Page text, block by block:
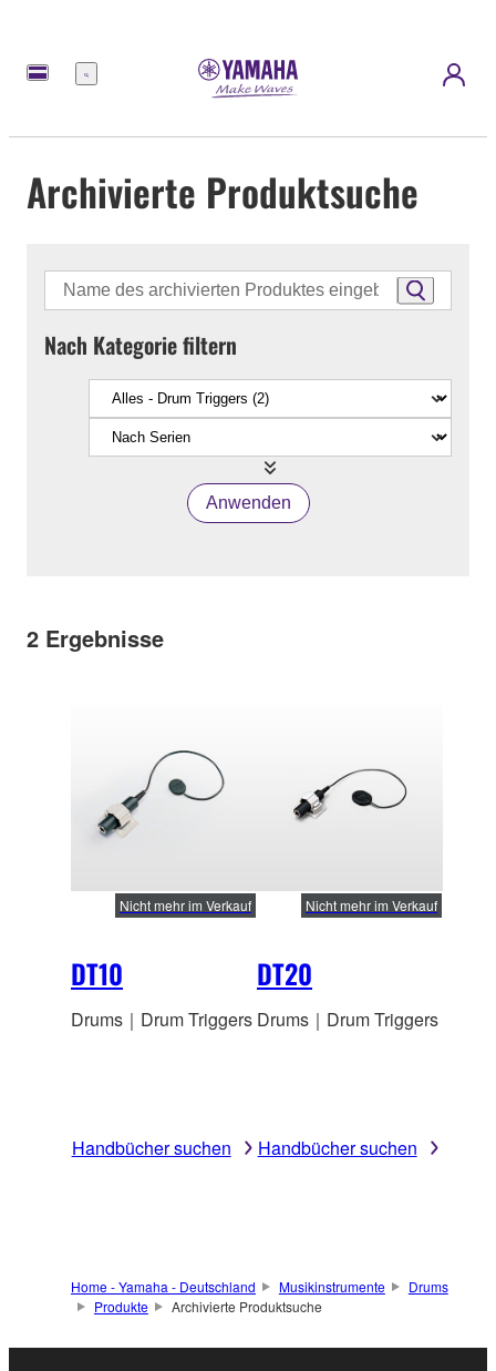
Menü
Archivierte Produktsuche
Nach Kategorie filtern
Anwenden
2 Ergebnisse
DT10
Nicht mehr im Verkauf
Drums｜Drum Triggers
Handbücher suchen
DT20
Nicht mehr im Verkauf
Drums｜Drum Triggers
Handbücher suchen
Home - Yamaha - Deutschland Musikinstrumente
Drums
Produkte
Archivierte Produktsuche